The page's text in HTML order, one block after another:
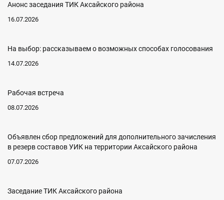
Анонс заседания ТИК Аксайского района
16.07.2026
На выбор: рассказываем о возможных способах голосования
14.07.2026
Рабочая встреча
08.07.2026
Объявлен сбор предложений для дополнительного зачисления
в резерв составов УИК на территории Аксайского района
07.07.2026
Заседание ТИК Аксайского района